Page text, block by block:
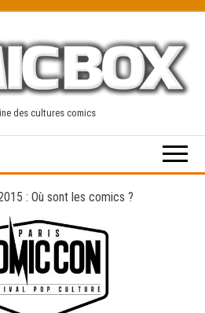
des cultures comics
: Où sont les comics ?